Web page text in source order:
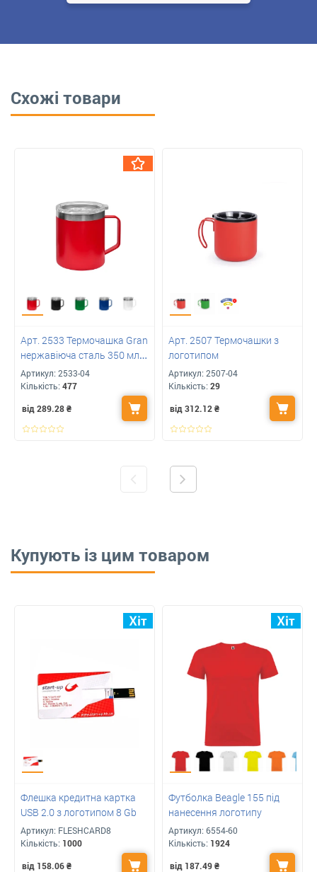
Схожі товари
Арт. 2533 Термочашка Gran
нержавіюча сталь 350 мл з
лого
Артикул: 2533-04
Кількість: 477
від 289.28₴
Арт. 2507 Термочашки з
логотипом
Артикул: 2507-04
Кількість: 29
від 312.12₴
Купують із цим товаром
Флешка кредитна картка
USB 2.0 з логотипом 8 Gb
Артикул: FLESHCARD8
Кількість: 1000
від 158.06₴
Футболка Beagle 155 під
нанесення логотипу
Артикул: 6554-60
Кількість: 1924
від 187.49₴